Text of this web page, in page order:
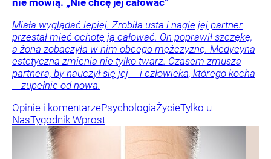
Miała wyglądać lepiej. Zrobiła usta i nagle jej partner
przestał mieć ochotę ją całować. On poprawił szczękę,
a żona zobaczyła w nim obcego mężczyznę. Medycyna
estetyczna zmienia nie tylko twarz. Czasem zmusza
partnera, by nauczył się jej – i człowieka, którego kocha
– zupełnie od nowa.
Opinie i komentarzePsychologiaŻycieTylko u
NasTygodnik Wprost